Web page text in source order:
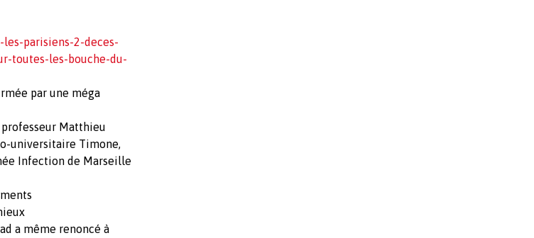
parisiens-2-deces-
toutes-les-bouche-du-
par une méga
Matthieu
universitaire Timone,
Infection de Marseille
a même renoncé à